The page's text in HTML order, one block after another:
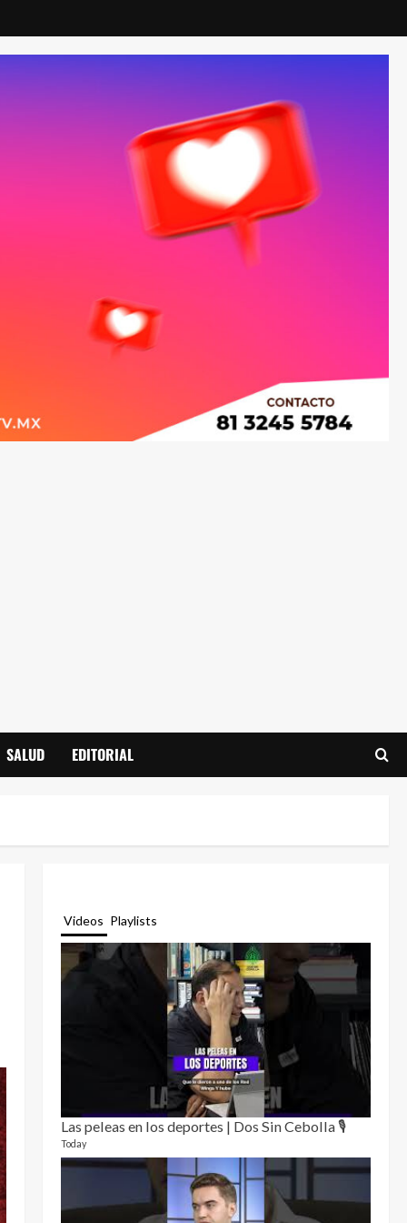
SALUD EDITORIAL
Videos Playlists
Las peleas en los deportes | Dos Sin Cebolla 🎙️
Today
3